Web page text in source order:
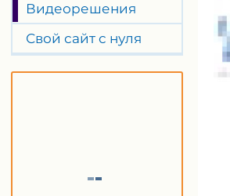
Видеорешения
Свой сайт с нуля